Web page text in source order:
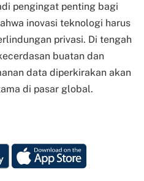
pengingat penting bagi
inovasi teknologi harus
privasi. Di tengah
buatan dan
data diperkirakan akan
di pasar global.